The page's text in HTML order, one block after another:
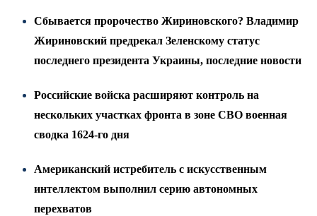
Сбывается пророчество Жириновского? Владимир
Жириновский предрекал Зеленскому статус
последнего президента Украины, последние новости
Российские войска расширяют контроль на
нескольких участках фронта в зоне СВО военная
сводка 1624-го дня
Американский истребитель с искусственным
интеллектом выполнил серию автономных
перехватов